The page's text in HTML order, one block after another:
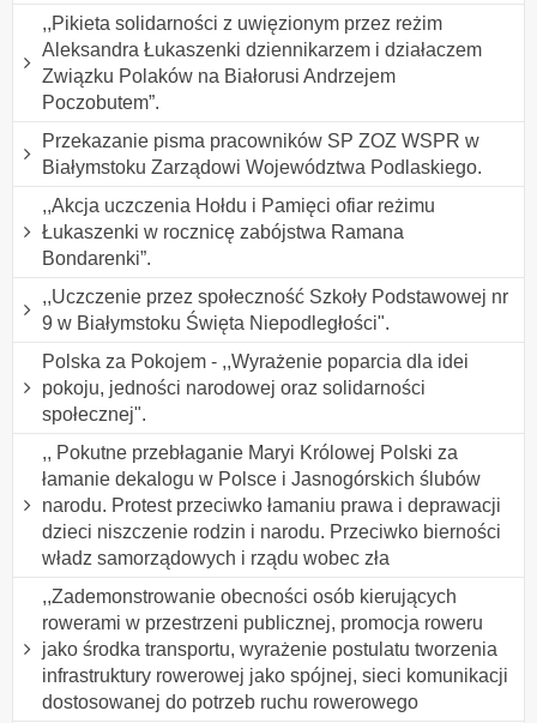
,,Pikieta solidarności z uwięzionym przez reżim
Aleksandra Łukaszenki dziennikarzem i działaczem
Związku Polaków na Białorusi Andrzejem
Poczobutem”.
Przekazanie pisma pracowników SP ZOZ WSPR w
Białymstoku Zarządowi Województwa Podlaskiego.
,,Akcja uczczenia Hołdu i Pamięci ofiar reżimu
Łukaszenki w rocznicę zabójstwa Ramana
Bondarenki”.
,,Uczczenie przez społeczność Szkoły Podstawowej nr
9 w Białymstoku Święta Niepodległości".
Polska za Pokojem - ,,Wyrażenie poparcia dla idei
pokoju, jedności narodowej oraz solidarności
społecznej".
,, Pokutne przebłaganie Maryi Królowej Polski za
łamanie dekalogu w Polsce i Jasnogórskich ślubów
narodu. Protest przeciwko łamaniu prawa i deprawacji
dzieci niszczenie rodzin i narodu. Przeciwko bierności
władz samorządowych i rządu wobec zła
,,Zademonstrowanie obecności osób kierujących
rowerami w przestrzeni publicznej, promocja roweru
jako środka transportu, wyrażenie postulatu tworzenia
infrastruktury rowerowej jako spójnej, sieci komunikacji
dostosowanej do potrzeb ruchu rowerowego